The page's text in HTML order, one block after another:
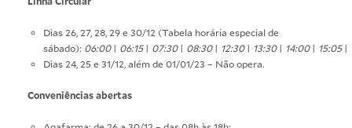
Dias 26, 27, 28, 29 e 30/12 (Tabela horária especial de
sábado): 06:00| 06:15| 07:30| 08:30| 12:30| 13:30| 14:00| 15:05|
Dias 24, 25 e 31/12, além de 01/01/23 – Não opera.
Conveniências abertas